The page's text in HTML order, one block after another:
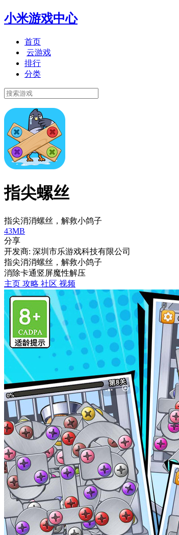
小米游戏中心
首页
云游戏
排行
分类
指尖螺丝
指尖消消螺丝，解救小鸽子
43MB
分享
开发商: 深圳市乐游戏科技有限公司
指尖消消螺丝，解救小鸽子
消除卡通竖屏魔性解压
主页 攻略 社区 视频